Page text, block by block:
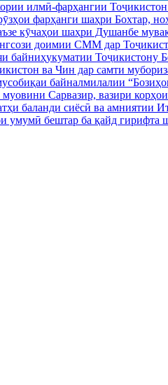
илмӣ-фарҳангии
фарҳанги шаҳри Бохтар,
кӯчаҳои шаҳри Душанбе
доимии СММ дар
байниҳукуматии Тоҷикистону
ва Чин дар самти
байналмилалии
Сарвазир, вазири
баланди сиёсӣ ва амниятии
умумӣ бештар ба қайд гирифта